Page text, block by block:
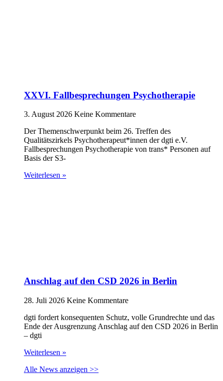
XXVI. Fallbesprechungen Psychotherapie
3. August 2026 Keine Kommentare
Der Themenschwerpunkt beim 26. Treffen des
Qualitätszirkels Psychotherapeut*innen der dgti e.V.
Fallbesprechungen Psychotherapie von trans* Personen auf
Basis der S3-
Weiterlesen »
Anschlag auf den CSD 2026 in Berlin
28. Juli 2026 Keine Kommentare
dgti fordert konsequenten Schutz, volle Grundrechte und das
Ende der Ausgrenzung Anschlag auf den CSD 2026 in Berlin
– dgti
Weiterlesen »
Alle News anzeigen >>